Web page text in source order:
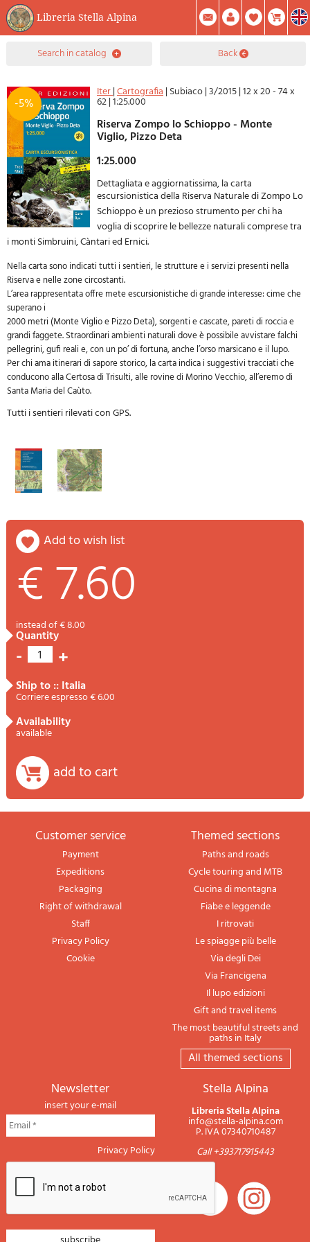
Libreria Stella Alpina
0Item(s) In Your Cart
Summary
Facebook
Create Account Mod. Password
search in catalog back
-5%
Iter|Cartografia| Subiaco|3/2015|12 x 20 - 74 x
62|1:25.000
Riserva Zompo lo Schioppo - Monte
Viglio, Pizzo Deta
1:25.000
Dettagliata e aggiornatissima, la carta
escursionistica della Riserva Naturale di ZompoLo
Schioppo è un prezioso strumento per chi ha
voglia di scoprire le bellezze naturalicomprese tra
i monti Simbruini, Càntari ed Ernici.
Nella carta sono indicati tutti i sentieri, le strutture e i servizi presenti nella
Riserva enelle zone circostanti.
L’area rappresentata offre mete escursionistiche di grande interesse: cime che
superano i
2000 metri (Monte Viglio e Pizzo Deta), sorgenti e cascate, pareti di roccia e
grandifaggete. Straordinari ambienti naturali dove è possibile avvistare falchi
pellegrini, gufi reali e, con un po’ di fortuna, anche l’orso marsicano e il lupo.
Per chi ama itinerari disapore storico, la carta indica i suggestivi tracciati che
conducono alla Certosa di Trisulti,alle rovine di Morino Vecchio, all’eremo di
Santa Maria del Caùto.
Tutti i sentieri rilevati con GPS.
add to wish list
€ 7.60
instead of € 8.00
quantity
- 1 +
ship to :: Italia
Corriere espresso € 6.00
availability
available
add to cart
Customer service
Payment
Expeditions
Packaging
Right of withdrawal
Staff
Privacy Policy
Cookie
themed sections
Paths and roads
Cycle touring and MTB
Cucina di montagna
Fiabe e leggende
I ritrovati
Le spiagge più belle
Via degli Dei
Via Francigena
Il lupo edizioni
Gift and travel items
The most beautiful streets and
paths in Italy
All themed sections
newsletter
insert your e-mail
Privacy Policy
Stella Alpina
Libreria Stella Alpina
info@stella-alpina.com
P. IVA 07340710487
Call +393717915443